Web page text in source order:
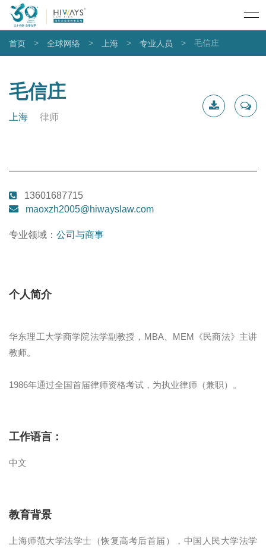
首页 > 全球网络 > 上海 > 专业人员 > 毛信庄
毛信庄
上海 律师
13601687715
maoxzh2005@hiwayslaw.com
专业领域： 公司与商事
个人简介
华东理工大学商学院法学副教授，MBA、MEM《民商法》主讲
教师。
1986年通过全国首届律师资格考试，为执业律师（兼职）。
工作语言：
中文
教育背景
上海师范大学法学士（恢复高考后首届），中国人民大学法学